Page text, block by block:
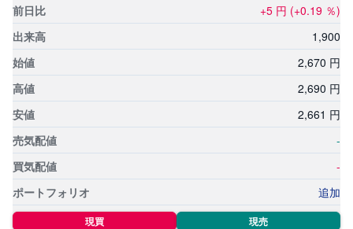
+5 円 (+0.19 ％)
1,900
2,670 円
2,690 円
2,661 円
-
-
追加
現買 現売